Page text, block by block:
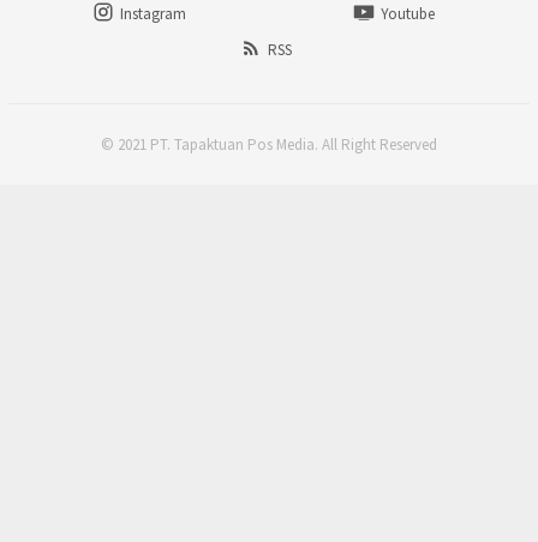
Instagram
Youtube
RSS
© 2021 PT. Tapaktuan Pos Media. All Right Reserved